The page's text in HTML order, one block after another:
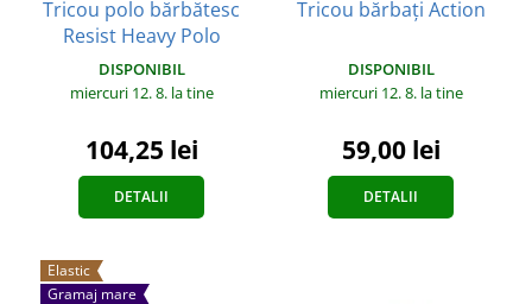
Tricou polo bărbătesc
Resist Heavy Polo
DISPONIBIL
miercuri 12. 8. la tine
104,25 lei
DETALII
Tricou bărbați Action
DISPONIBIL
miercuri 12. 8. la tine
59,00 lei
DETALII
Elastic
Gramaj mare